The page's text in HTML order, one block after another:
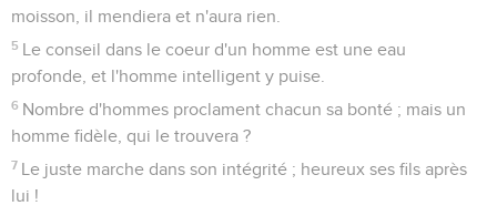
moisson, il mendiera et n'aura rien.
5 Le conseil dans le coeur d'un homme est une eau
profonde, et l'homme intelligent y puise.
6 Nombre d'hommes proclament chacun sa bonté ; mais un
homme fidèle, qui le trouvera ?
7 Le juste marche dans son intégrité ; heureux ses fils après
lui !